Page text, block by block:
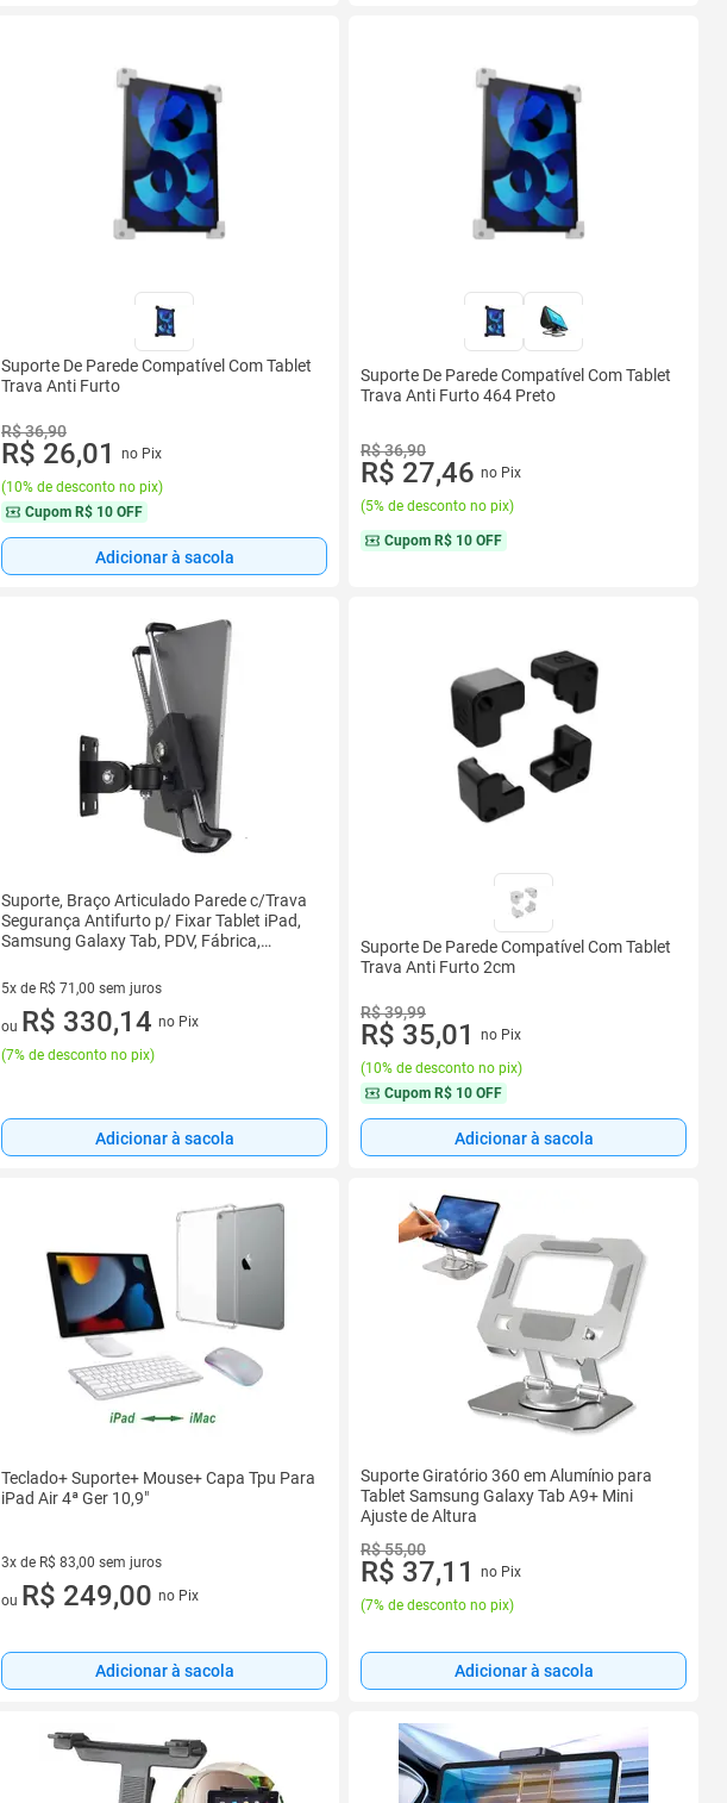
Suporte De Parede Compatível Com Tablet
Trava Anti Furto
R$ 36,90
R$ 26,01
no Pix
(10% de desconto no pix)
Cupom R$ 10 OFF
Adicionar à sacola
Suporte De Parede Compatível Com Tablet
Trava Anti Furto 464 Preto
R$ 36,90
R$ 27,46 no Pix
(5% de desconto no pix)
Cupom R$ 10 OFF
Suporte, Braço Articulado Parede c/Trava
Segurança Antifurto p/ Fixar Tablet iPad,
Samsung Galaxy Tab, PDV, Fábrica,
5x de R$ 71,00 sem juros
5 vez de R$ 71,00 sem juros
ou R$ 330,14 no Pix
(7% de desconto no pix)
Adicionar à sacola
Suporte De Parede Compatível Com Tablet
Trava Anti Furto 2cm
R$ 39,99
R$ 35,01
no Pix
(10% de desconto no pix)
Cupom R$ 10 OFF
Adicionar à sacola
Teclado+ Suporte+ Mouse+ Capa Tpu Para
iPad Air 4ª Ger 10,9"
3x de R$ 83,00 sem juros
3 vez de R$ 83,00 sem juros
ou R$ 249,00 no Pix
Adicionar à sacola
Suporte Giratório 360 em Alumínio para
Tablet Samsung Galaxy Tab A9+ Mini
Ajuste de Altura
R$ 55,00
R$ 37,11
no Pix
(7% de desconto no pix)
Adicionar à sacola